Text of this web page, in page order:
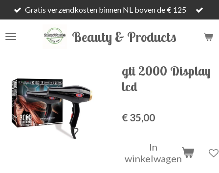
Ga
direct
naar
Beauty & Products
Gratis verzendkosten binnen NL boven de € 125
gti 2000 Display
lcd
€ 35,00
In
winkelwagen